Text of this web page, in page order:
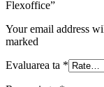
Flexoffice”
Your email address
marked
Evaluarea ta *